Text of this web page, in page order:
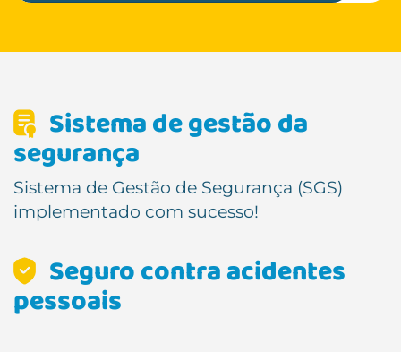
Sistema de gestão da
segurança
Sistema de Gestão de Segurança (SGS)
implementado com sucesso!
Seguro contra acidentes
pessoais